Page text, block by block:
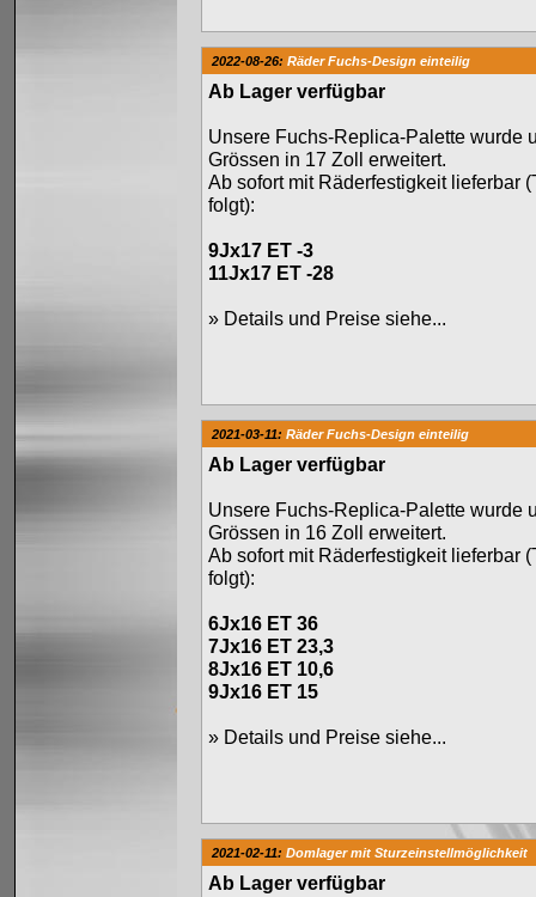
2022-08-26: Räder Fuchs-Design einteilig
Ab Lager verfügbar
Unsere Fuchs-Replica-Palette wurde
Grössen in 17 Zoll erweitert.
Ab sofort mit Räderfestigkeit lieferbar
folgt):
9Jx17 ET -3
11Jx17 ET -28
» Details und Preise siehe...
2021-03-11: Räder Fuchs-Design einteilig
Ab Lager verfügbar
Unsere Fuchs-Replica-Palette wurde
Grössen in 16 Zoll erweitert.
Ab sofort mit Räderfestigkeit lieferbar
folgt):
6Jx16 ET 36
7Jx16 ET 23,3
8Jx16 ET 10,6
9Jx16 ET 15
» Details und Preise siehe...
2021-02-11: Domlager mit Sturzeinstellmöglichkeit
Ab Lager verfügbar